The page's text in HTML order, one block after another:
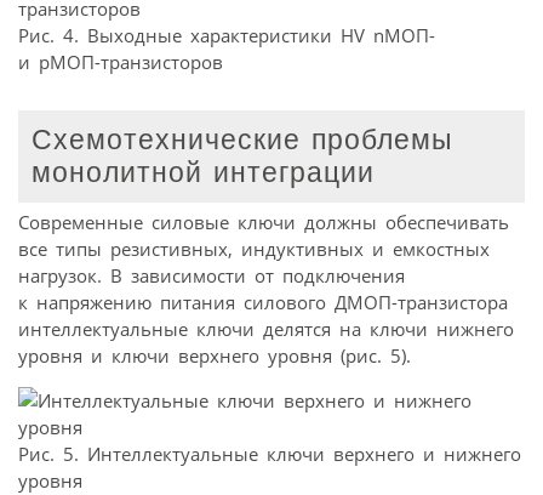
Рис. 4. Выходные характеристики HV nMOП-
и рМОП-транзисторов
Схемотехнические проблемы
монолитной интеграции
Современные силовые ключи должны обеспечивать
все типы резистивных, индуктивных и емкостных
нагрузок. В зависимости от подключения
к напряжению питания силового ДМОП-транзистора
интеллектуальные ключи делятся на ключи нижнего
уровня и ключи верхнего уровня (рис. 5).
Рис. 5. Интеллектуальные ключи верхнего и нижнего
уровня